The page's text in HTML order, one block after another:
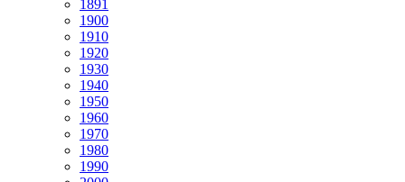
1891
1900
1910
1920
1930
1940
1950
1960
1970
1980
1990